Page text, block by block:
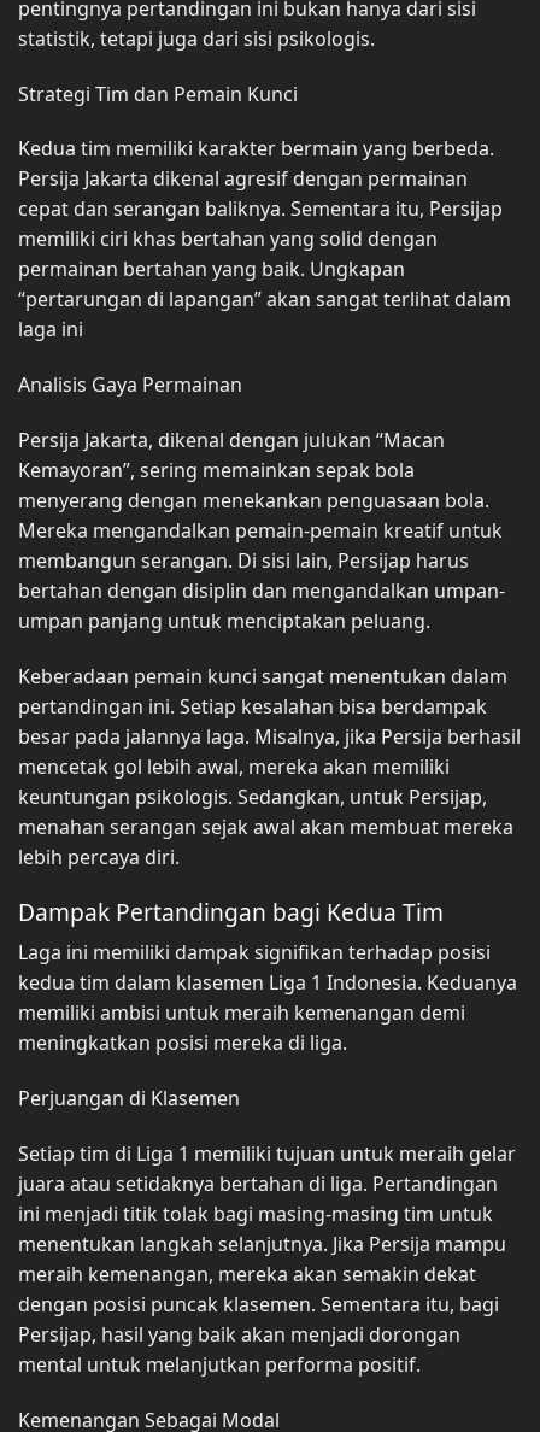
pentingnya pertandingan ini bukan hanya dari sisi
statistik, tetapi juga dari sisi psikologis.
Strategi Tim dan Pemain Kunci
Kedua tim memiliki karakter bermain yang berbeda.
Persija Jakarta dikenal agresif dengan permainan
cepat dan serangan baliknya. Sementara itu, Persijap
memiliki ciri khas bertahan yang solid dengan
permainan bertahan yang baik. Ungkapan
“pertarungan di lapangan” akan sangat terlihat dalam
laga ini
Analisis Gaya Permainan
Persija Jakarta, dikenal dengan julukan “Macan
Kemayoran”, sering memainkan sepak bola
menyerang dengan menekankan penguasaan bola.
Mereka mengandalkan pemain-pemain kreatif untuk
membangun serangan. Di sisi lain, Persijap harus
bertahan dengan disiplin dan mengandalkan umpan-
umpan panjang untuk menciptakan peluang.
Keberadaan pemain kunci sangat menentukan dalam
pertandingan ini. Setiap kesalahan bisa berdampak
besar pada jalannya laga. Misalnya, jika Persija berhasil
mencetak gol lebih awal, mereka akan memiliki
keuntungan psikologis. Sedangkan, untuk Persijap,
menahan serangan sejak awal akan membuat mereka
lebih percaya diri.
Dampak Pertandingan bagi Kedua Tim
Laga ini memiliki dampak signifikan terhadap posisi
kedua tim dalam klasemen Liga 1 Indonesia. Keduanya
memiliki ambisi untuk meraih kemenangan demi
meningkatkan posisi mereka di liga.
Perjuangan di Klasemen
Setiap tim di Liga 1 memiliki tujuan untuk meraih gelar
juara atau setidaknya bertahan di liga. Pertandingan
ini menjadi titik tolak bagi masing-masing tim untuk
menentukan langkah selanjutnya. Jika Persija mampu
meraih kemenangan, mereka akan semakin dekat
dengan posisi puncak klasemen. Sementara itu, bagi
Persijap, hasil yang baik akan menjadi dorongan
mental untuk melanjutkan performa positif.
Kemenangan Sebagai Modal